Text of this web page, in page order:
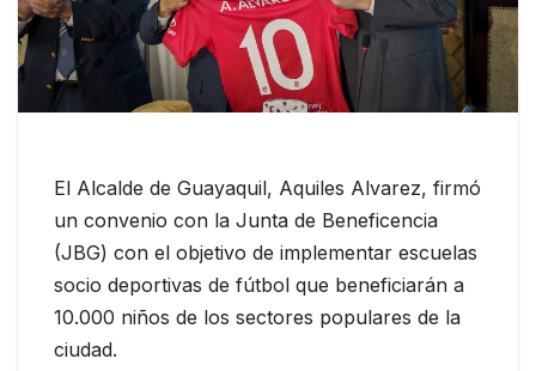
El Alcalde de Guayaquil, Aquiles Alvarez, firmó
un convenio con la Junta de Beneficencia
(JBG) con el objetivo de implementar escuelas
socio deportivas de fútbol que beneficiarán a
10.000 niños de los sectores populares de la
ciudad.